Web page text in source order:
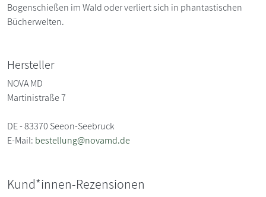
Bogenschießen im Wald oder verliert sich in phantastischen
Bücherwelten.
Hersteller
NOVA MD
Martinistraße 7
DE - 83370 Seeon-Seebruck
E-Mail: bestellung@novamd.de
Kund*innen-Rezensionen